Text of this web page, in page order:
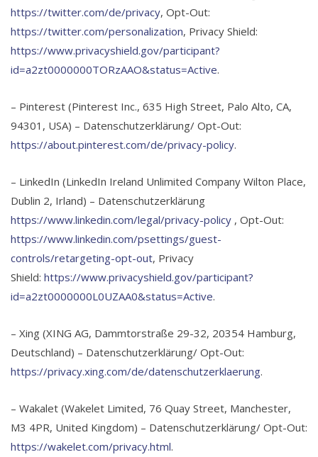
https://twitter.com/de/privacy, Opt-Out:
https://twitter.com/personalization, Privacy Shield:
https://www.privacyshield.gov/participant?
id=a2zt0000000TORzAAO&status=Active.
– Pinterest (Pinterest Inc., 635 High Street, Palo Alto, CA,
94301, USA) – Datenschutzerklärung/ Opt-Out:
https://about.pinterest.com/de/privacy-policy.
– LinkedIn (LinkedIn Ireland Unlimited Company Wilton Place,
Dublin 2, Irland) – Datenschutzerklärung
https://www.linkedin.com/legal/privacy-policy , Opt-Out:
https://www.linkedin.com/psettings/guest-
controls/retargeting-opt-out, Privacy
Shield: https://www.privacyshield.gov/participant?
id=a2zt0000000L0UZAA0&status=Active.
– Xing (XING AG, Dammtorstraße 29-32, 20354 Hamburg,
Deutschland) – Datenschutzerklärung/ Opt-Out:
https://privacy.xing.com/de/datenschutzerklaerung.
– Wakalet (Wakelet Limited, 76 Quay Street, Manchester,
M3 4PR, United Kingdom) – Datenschutzerklärung/ Opt-Out:
https://wakelet.com/privacy.html.